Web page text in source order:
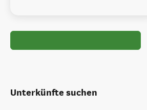
Unterkünfte suchen